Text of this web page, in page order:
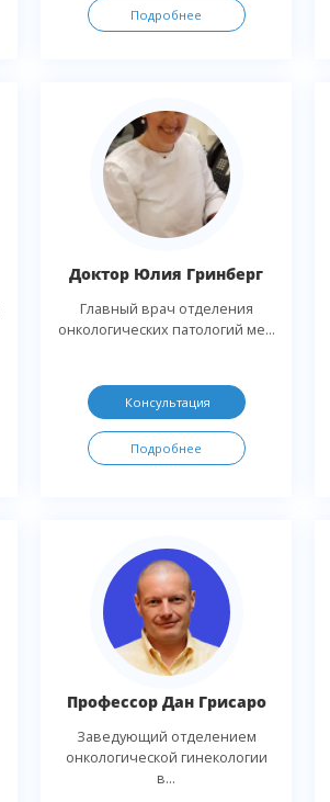
Подробнее
Доктор Юлия Гринберг
Главный врач отделения
онкологических патологий ме...
Консультация
Подробнее
Профессор Дан Грисаро
Заведующий отделением
онкологической гинекологии
в...